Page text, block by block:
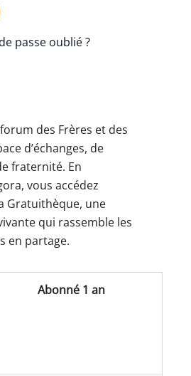
passe oublié ?
forum des Frères et des
d’échanges, de
fraternité. En
vous accédez
Gratuithèque, une
qui rassemble les
en partage.
Abonné 1 an